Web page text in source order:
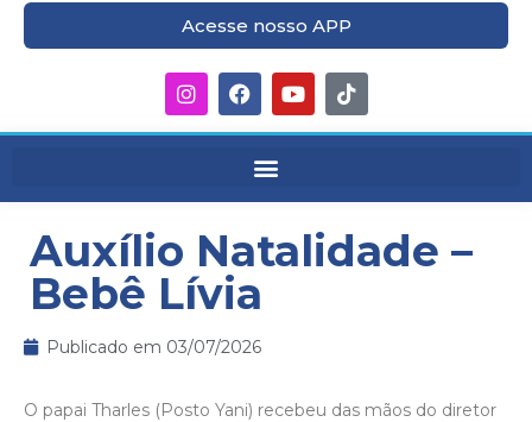
Acesse nosso APP
Auxílio Natalidade –
Bebê Lívia
Publicado em 03/07/2026
O papai Tharles (Posto Yani) recebeu das mãos do diretor